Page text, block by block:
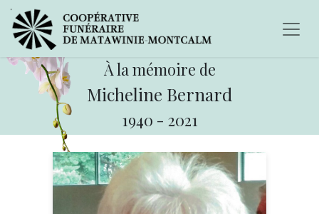
À la mémoire de
Micheline Bernard
1940 - 2021